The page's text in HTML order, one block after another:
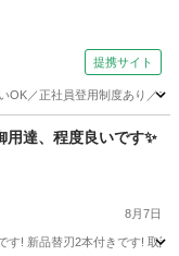
提携サイト
OK／正社員登用制度あり
用達、程度良いです✨️
8月7日
す! 新品替刃2本付きです! 取